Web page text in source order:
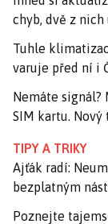
chyb, dvě z
Tuhle
varuje před ní i
Nemáte signál?
SIM kartu.
TIPY A TRIKY
Ajťák radí:
bezplatným
Poznejte